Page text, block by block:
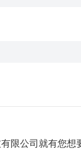
限公司就有您想